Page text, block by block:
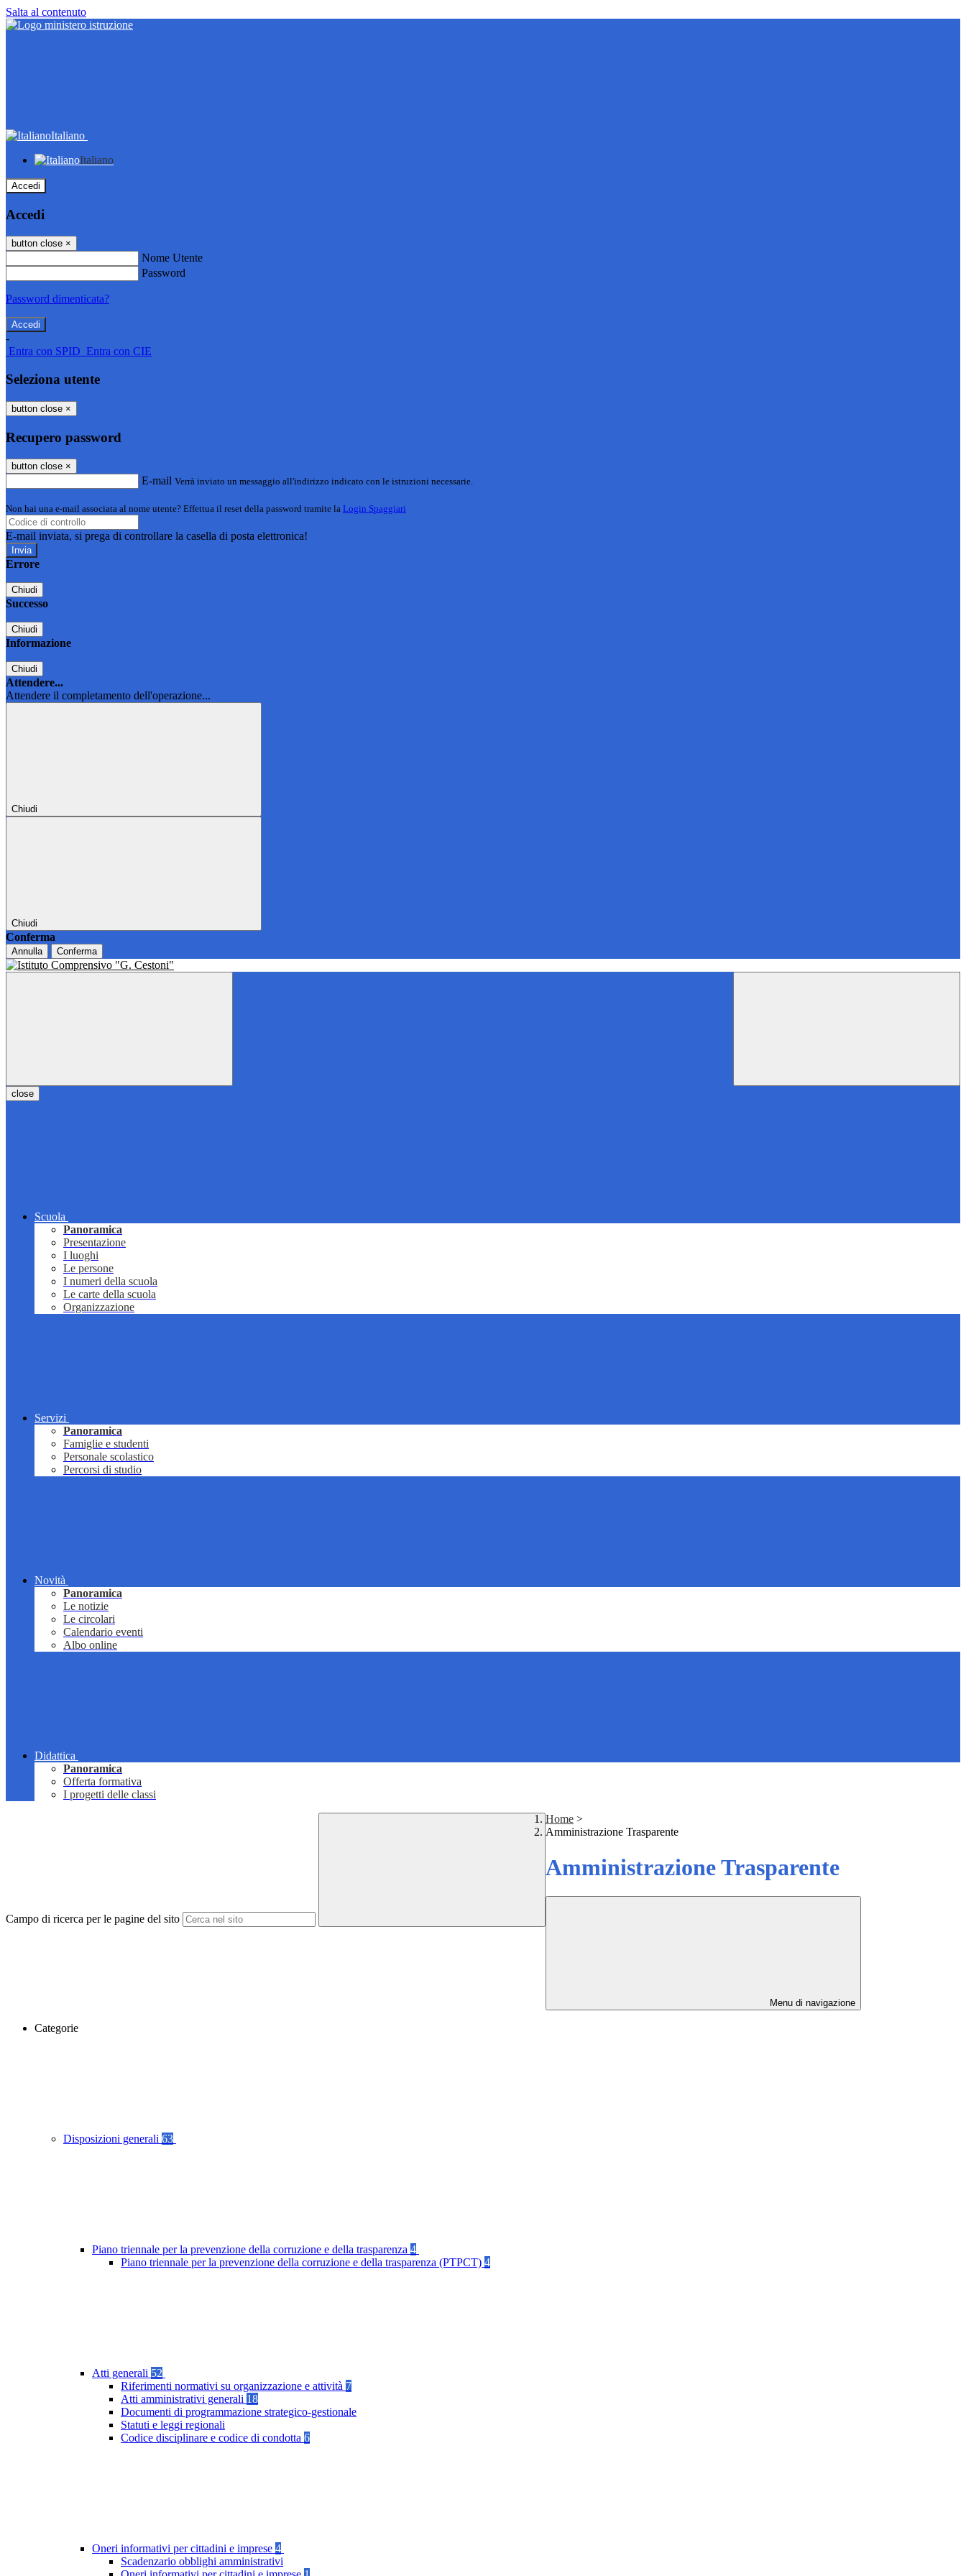
Salta al contenuto
Italiano
Italiano
Accedi
Accedi
button close ×
Nome Utente
Password
Password dimenticata?
-
Entra con SPID Entra con CIE
Seleziona utente
button close ×
Recupero password
button close ×
E-mail Verrà inviato un messaggio all'indirizzo indicato con le istruzioni necessarie.
Non hai una e-mail associata al nome utente? Effettua il reset della password tramite la Login Spaggiari
E-mail inviata, si prega di controllare la casella di posta elettronica!
Errore
Chiudi
Successo
Chiudi
Informazione
Chiudi
Attendere...
Attendere il completamento dell'operazione...
Chiudi
Chiudi
Conferma
Annulla Conferma
close
Scuola
Panoramica
Presentazione
I luoghi
Le persone
I numeri della scuola
Le carte della scuola
Organizzazione
Servizi
Panoramica
Famiglie e studenti
Personale scolastico
Percorsi di studio
Novità
Panoramica
Le notizie
Le circolari
Calendario eventi
Albo online
Didattica
Panoramica
Offerta formativa
I progetti delle classi
Campo di ricerca per le pagine del sito
Home >
Amministrazione Trasparente
Amministrazione Trasparente
Menu di navigazione
Categorie
Disposizioni generali 63
Piano triennale per la prevenzione della corruzione e della trasparenza 4
Piano triennale per la prevenzione della corruzione e della trasparenza (PTPCT) 4
Atti generali 52
Riferimenti normativi su organizzazione e attività 7
Atti amministrativi generali 18
Documenti di programmazione strategico-gestionale
Statuti e leggi regionali
Codice disciplinare e codice di condotta 6
Oneri informativi per cittadini e imprese 4
Scadenzario obblighi amministrativi